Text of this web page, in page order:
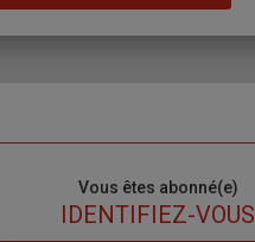
Vous êtes abonné(e)
IDENTIFIEZ-VOUS